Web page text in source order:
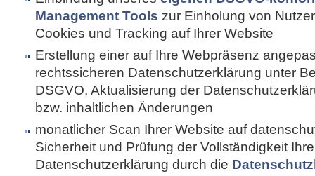
Management Tools zur Einholung von
Cookies und Tracking auf Ihrer Website
Erstellung einer auf Ihre Webpräsenz
rechtssicheren Datenschutzerklärung unter
DSGVO, Aktualisierung der
bzw. inhaltlichen Änderungen
monatlicher Scan Ihrer Website auf
Sicherheit und Prüfung der Vollständigkeit
Datenschutzerklärung durch die